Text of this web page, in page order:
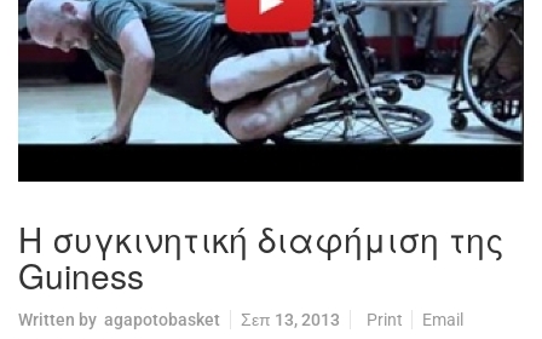
Η συγκινητική διαφήμιση της
Guiness
Written by agapotobasket Σεπ 13, 2013 Print
Email